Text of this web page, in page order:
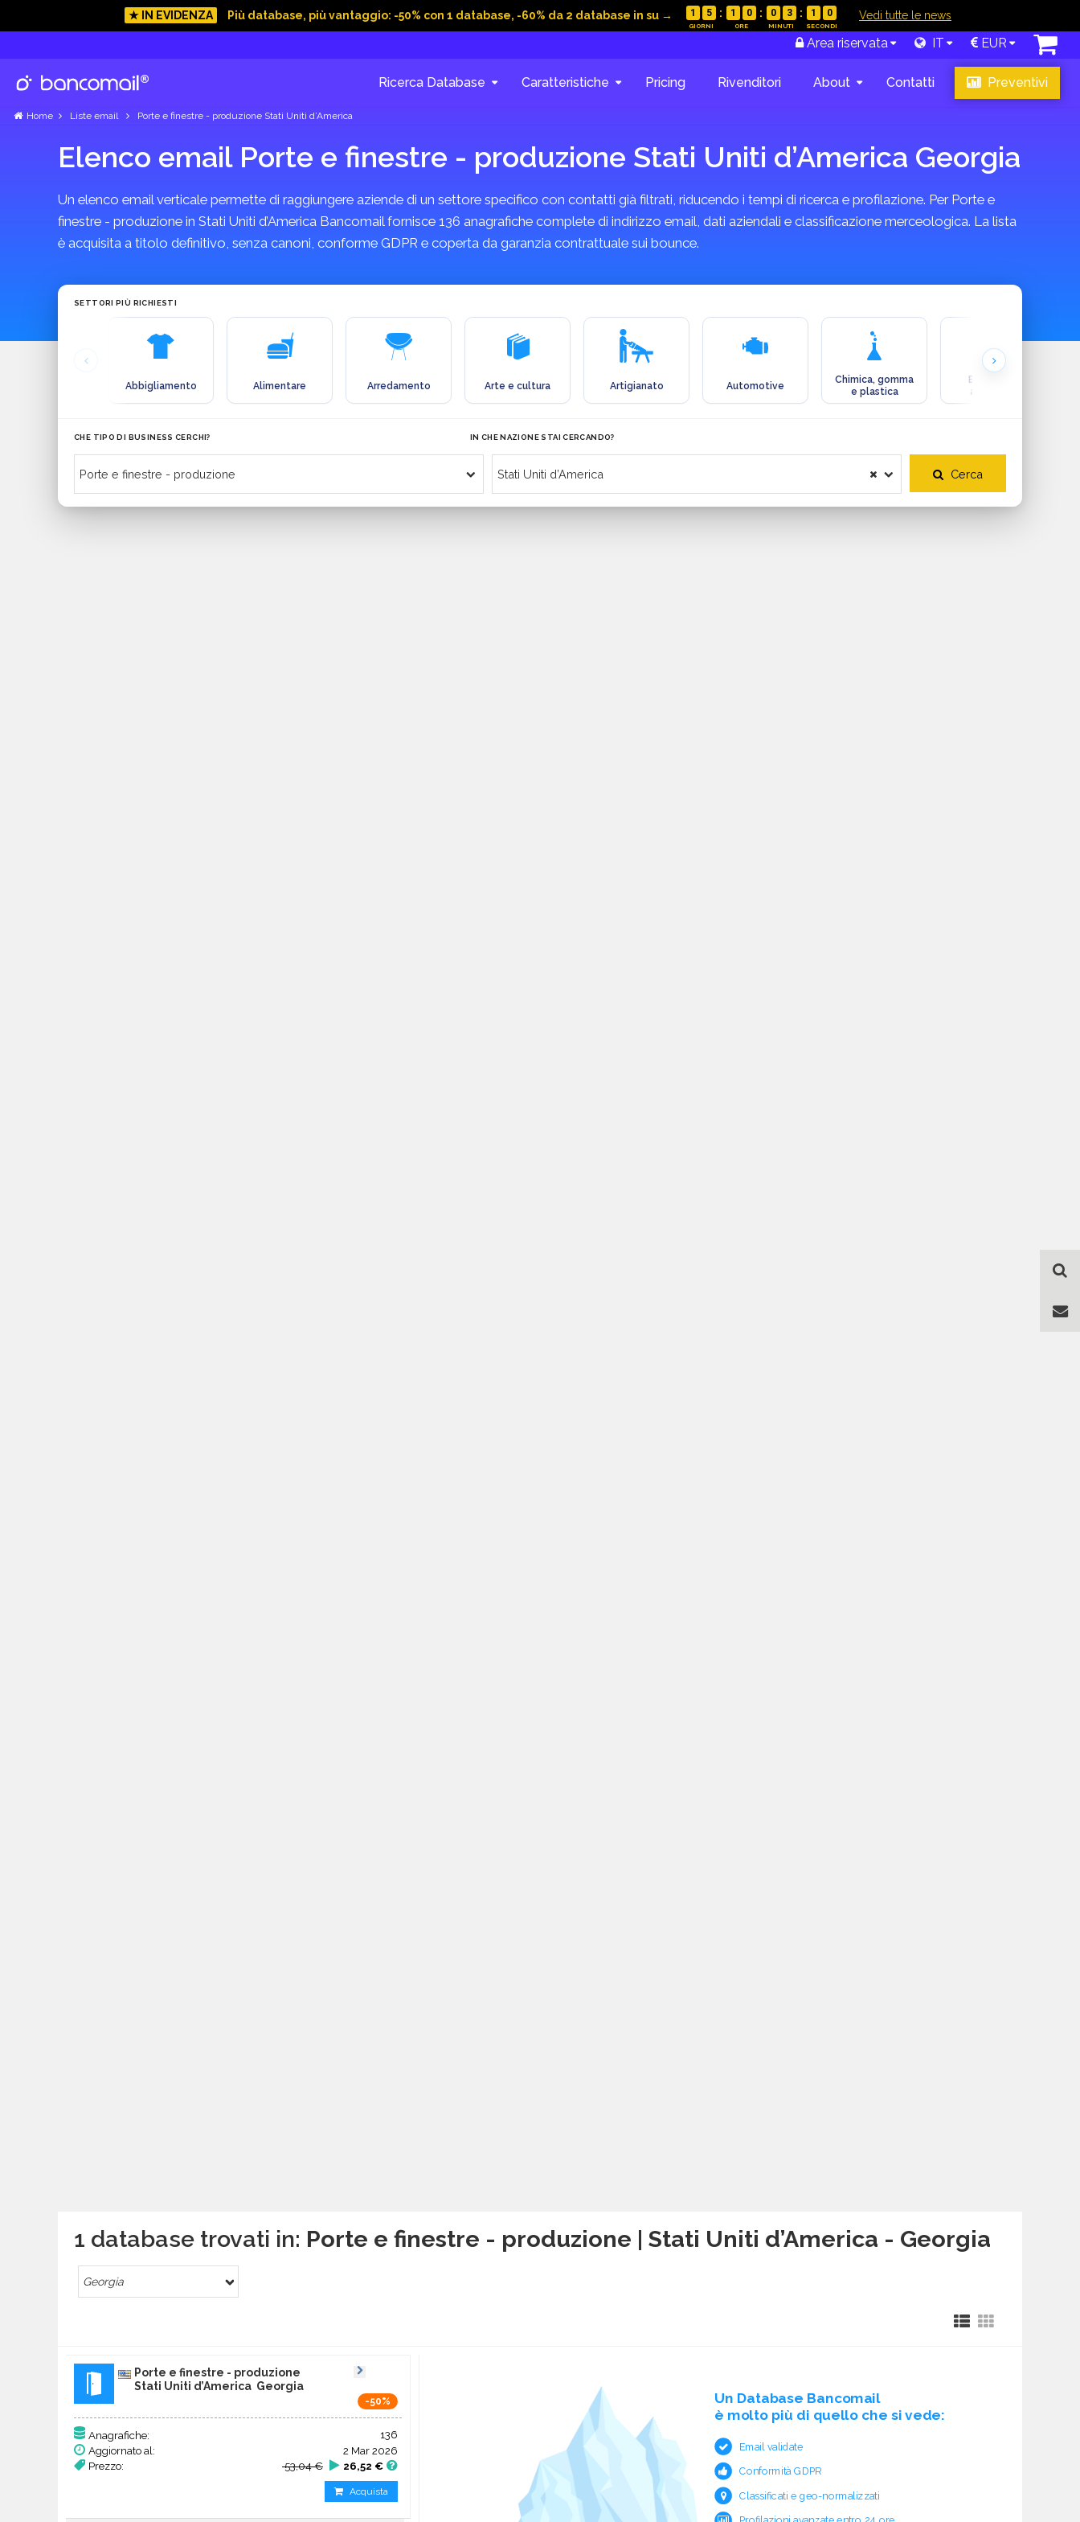
★ IN EVIDENZA Più database, più vantaggio: -50% con 1 database, -60% da 2 database in su → 1 5 1 0 0 3 0 9 Vedi tutte le news
Area riservata IT EUR
Ricerca Database Caratteristiche Pricing Rivenditori About Contatti Preventivi
Home Liste email Porte e finestre - produzione Stati Uniti d’America
Elenco email Porte e finestre - produzione Stati Uniti d’America Georgia
Un elenco email verticale permette di raggiungere aziende di un settore specifico con contatti già filtrati, riducendo i tempi di ricerca e profilazione. Per Porte e
finestre - produzione in Stati Uniti d’America Bancomail fornisce 136 anagrafiche complete di indirizzo email, dati aziendali e classificazione merceologica. La lista
è acquisita a titolo definitivo, senza canoni, conforme GDPR e coperta da garanzia contrattuale sui bounce.
SETTORI PIÙ RICHIESTI
Abbigliamento Alimentare Arredamento Arte e cultura Artigianato Automotive
Chimica, gomma
e plastica
Ecologia e
ambiente
CHE TIPO DI BUSINESS CERCHI? IN CHE NAZIONE STAI CERCANDO?
Cerca
1 database trovati in: Porte e finestre - produzione | Stati Uniti d’America - Georgia
Georgia
Porte e finestre - produzione
Stati Uniti d’America Georgia
-50%
Anagrafiche:
136
Aggiornato al:
2 Mar 2026
Prezzo:
53,04 € 26,52 €
Acquista
Un Database Bancomail
è molto più di quello che si vede:
Email validate
Conformità GDPR
Classificati e geo-normalizzati